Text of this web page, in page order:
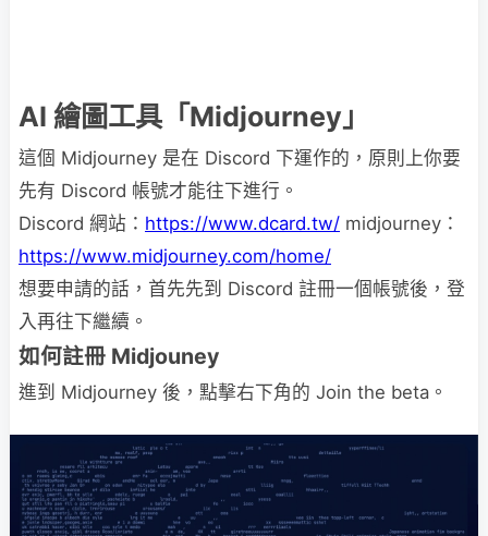
AI 繪圖工具「Midjourney」
這個 Midjourney 是在 Discord 下運作的，原則上你要
先有 Discord 帳號才能往下進行。
Discord 網站： https://www.dcard.tw/ midjourney：
https://www.midjourney.com/home/
想要申請的話，首先先到 Discord 註冊一個帳號後，登
入再往下繼續。
如何註冊 Midjouney
進到 Midjourney 後，點擊右下角的 Join the beta。